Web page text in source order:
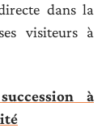
dans la
visiteurs à
à